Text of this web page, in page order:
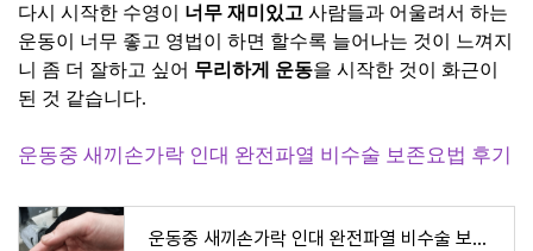
다시 시작한 수영이 너무 재미있고 사람들과 어울려서 하는
운동이 너무 좋고 영법이 하면 할수록 늘어나는 것이 느껴지
니 좀 더 잘하고 싶어 무리하게 운동을 시작한 것이 화근이
된 것 같습니다.
운동중 새끼손가락 인대 완전파열 비수술 보존요법 후기
운동중 새끼손가락 인대 완전파열 비수술 보존요법 후기